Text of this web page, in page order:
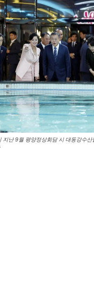
지난 9월 평양정상회담 시 대동강수